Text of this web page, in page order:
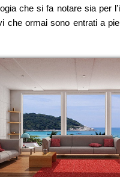
che si fa notare sia per
che ormai sono entrati a